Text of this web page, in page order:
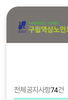
전체 공지사항74건